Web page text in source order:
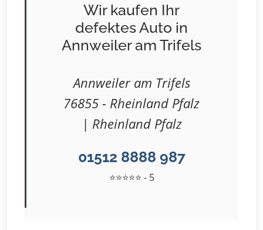
Wir kaufen Ihr
defektes Auto in
Annweiler am Trifels
Annweiler am Trifels
76855 - Rheinland Pfalz
| Rheinland Pfalz
01512 8888 987
⭐⭐⭐⭐⭐ - 5